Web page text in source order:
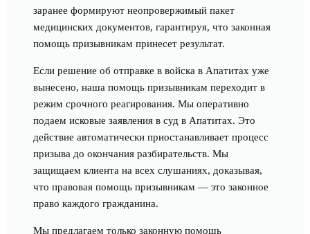
заранее формируют неопровержимый пакет
медицинских документов, гарантируя, что законная
помощь призывникам принесет результат.
Если решение об отправке в войска в Апатитах уже
вынесено, наша помощь призывникам переходит в
режим срочного реагирования. Мы оперативно
подаем исковые заявления в суд в Апатитах. Это
действие автоматически приостанавливает процесс
призыва до окончания разбирательств. Мы
защищаем клиента на всех слушаниях, доказывая,
что правовая помощь призывникам — это законное
право каждого гражданина.
Мы предлагаем только законную помощь